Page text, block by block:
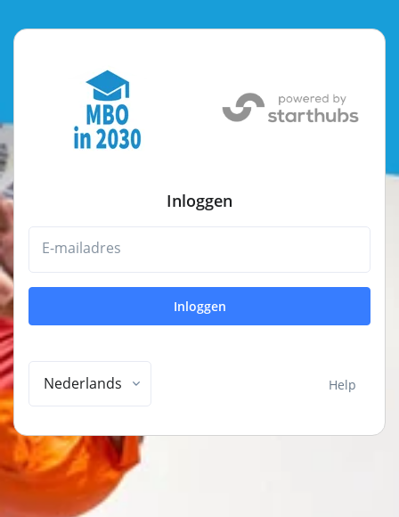
Inloggen
E-mailadres
Inloggen
Nederlands Help